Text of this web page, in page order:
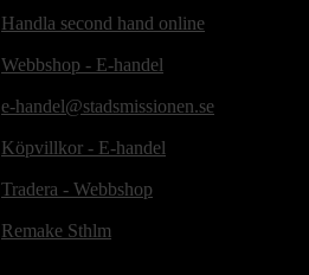
Handla second hand online
Webbshop - E-handel
e-handel@stadsmissionen.se
Köpvillkor - E-handel
Tradera - Webbshop
Remake Sthlm